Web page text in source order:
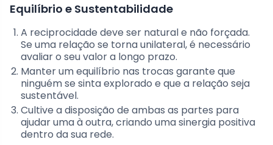
Equilíbrio e Sustentabilidade
A reciprocidade deve ser natural e não forçada.
Se uma relação se torna unilateral, é necessário
avaliar o seu valor a longo prazo.
Manter um equilíbrio nas trocas garante que
ninguém se sinta explorado e que a relação seja
sustentável.
Cultive a disposição de ambas as partes para
ajudar uma à outra, criando uma sinergia positiva
dentro da sua rede.